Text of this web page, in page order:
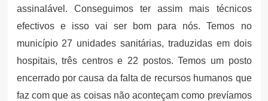
assinalável. Conseguimos ter assim mais técnicos
efectivos e isso vai ser bom para nós. Temos no
município 27 unidades sanitárias, traduzidas em dois
hospitais, três centros e 22 postos. Temos um posto
encerrado por causa da falta de recursos humanos que
faz com que as coisas não aconteçam como prevíamos